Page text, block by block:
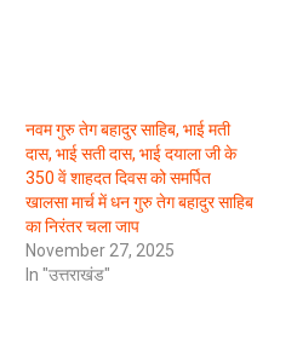
नवम गुरु तेग बहादुर साहिब, भाई मती
दास, भाई सती दास, भाई दयाला जी के
350 वें शाहदत दिवस को समर्पित
खालसा मार्च में धन गुरु तेग बहादुर साहिब
का निरंतर चला जाप
November 27, 2025
In "उत्तराखंड"